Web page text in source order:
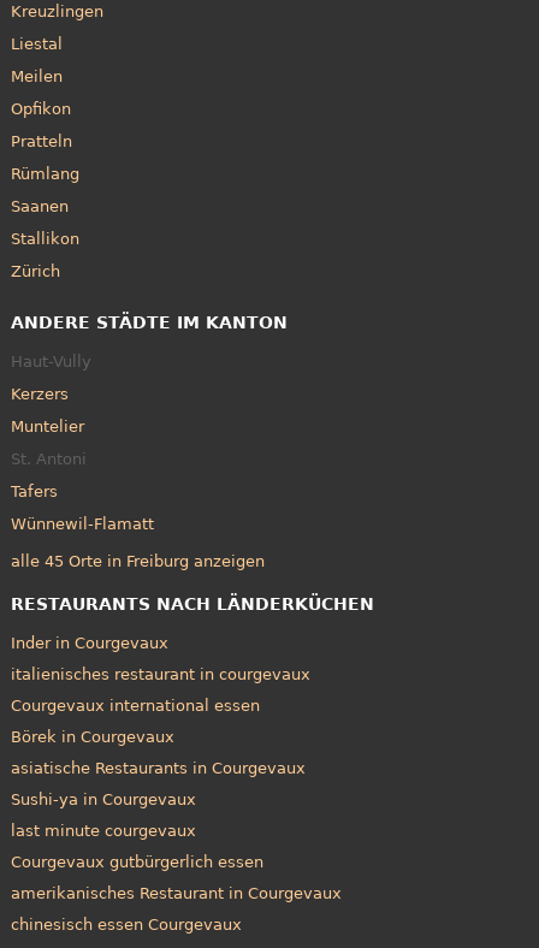
Kreuzlingen
Liestal
Meilen
Opfikon
Pratteln
Rümlang
Saanen
Stallikon
Zürich
ANDERE STÄDTE IM KANTON
Haut-Vully
Kerzers
Muntelier
St. Antoni
Tafers
Wünnewil-Flamatt
alle 45 Orte in Freiburg anzeigen
RESTAURANTS NACH LÄNDERKÜCHEN
Inder in Courgevaux
italienisches restaurant in courgevaux
Courgevaux international essen
Börek in Courgevaux
asiatische Restaurants in Courgevaux
Sushi-ya in Courgevaux
last minute courgevaux
Courgevaux gutbürgerlich essen
amerikanisches Restaurant in Courgevaux
chinesisch essen Courgevaux